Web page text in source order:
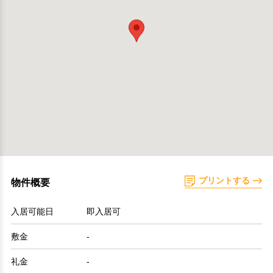
物件概要 プリントする
入居可能日 即入居可
敷金 -
礼金 -